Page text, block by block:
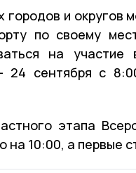
городов и округов
по своему
на
24 сентября с
этапа
на 10:00, а первые